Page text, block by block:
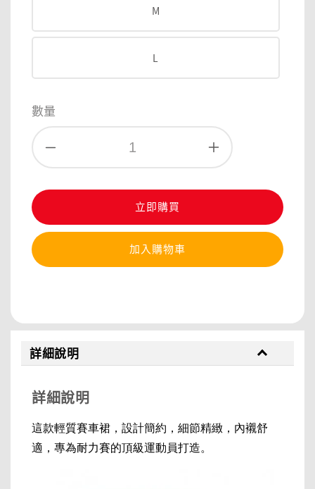
M
L
數量
立即購買
加入購物車
詳細說明
詳細說明
這款輕質賽車裙，設計簡約，細節精緻，內襯舒
適，專為耐力賽的頂級運動員打造。